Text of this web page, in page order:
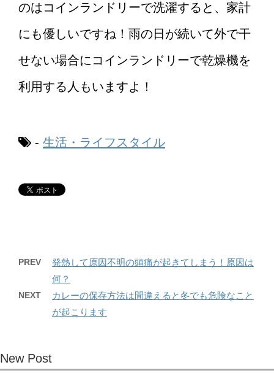
のはコインランドリーで洗濯すると、家計
にも優しいですね！雨の日が続いて外で干
せない場合にコインランドリーで乾燥機を
利用する人もいますよ！
- 生活・ライフスタイル
PREV
発熱して原因不明の頭痛が起きてしまう！原因は
何？
NEXT
カレーの保存方法は間違えると冬でも危険なこと
が起こります
New Post